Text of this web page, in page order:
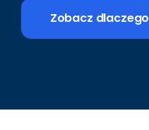
Zobacz dlaczego